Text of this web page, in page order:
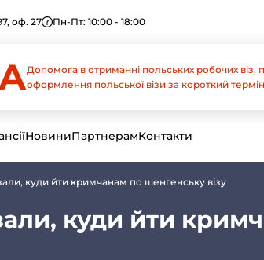
оф. 27 Пн-Пт: 10:00 - 18:00
Допомога в отриманні польських робочих віз,
оформлення польської візи за короткий
НовиниПартнерамКонтакти
куди йти кримчанам по шенгенську візу
куди йти